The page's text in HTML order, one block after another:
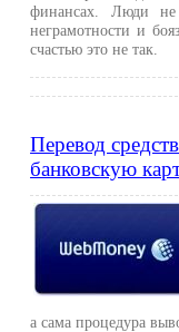
финансах. Люди не
неграмотности и
счастью это не так.
Перевод
банковскую
а сама процедура